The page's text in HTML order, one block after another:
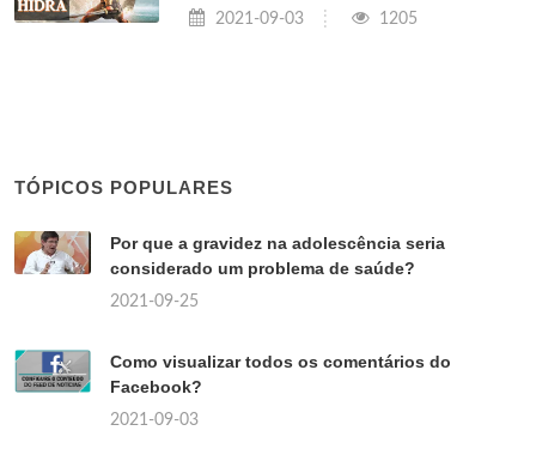
2021-09-03 1205
TÓPICOS POPULARES
Por que a gravidez na adolescência seria
considerado um problema de saúde?
2021-09-25
Como visualizar todos os comentários do
Facebook?
2021-09-03